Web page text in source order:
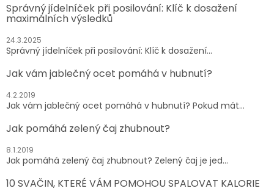
Správný jídelníček při posilování: Klíč k dosažení
maximálních výsledků
24.3.2025
Správný jídelníček při posilování: Klíč k dosažení...
Jak vám jablečný ocet pomáhá v hubnutí?
4.2.2019
Jak vám jablečný ocet pomáhá v hubnutí? Pokud mát...
Jak pomáhá zelený čaj zhubnout?
8.1.2019
Jak pomáhá zelený čaj zhubnout? Zelený čaj je jed...
10 SVAČIN, KTERÉ VÁM POMOHOU SPALOVAT KALORIE